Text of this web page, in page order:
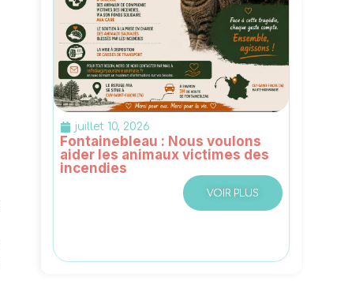
juillet 10, 2026
Fontainebleau : Nous voulons
aider les animaux victimes des
incendies
VOIR PLUS